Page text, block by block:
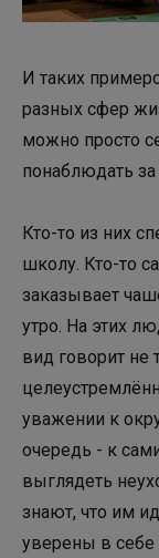
И таких
разных сфер
можно просто
понаблюдать
Кто-то из них
школу. Кто-то
заказывает
утро. На этих
вид говорит не
уважении к
очередь - к
выглядеть
знают, что им
уверены в себе